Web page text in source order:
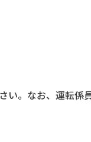
。なお、運転係